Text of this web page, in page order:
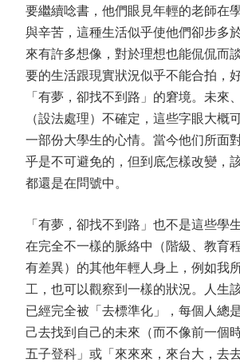
要繼續唸書，他們眼見年輕的老師在
與辛苦，這種生活似乎使他們卻步多
來有許多想像，對於理想也能侃侃而
要的生活跟現實狀況似乎不能合拍，
「有夢，卻找不到路」的窘境。未來
（設法處理）不確定，這些字眼大概
一部份大學生的心情。當今他们所面
乎是不可避免的，但到底怎樣改變，
都還是在問號中。
「有夢，卻找不到路」也不是這些學
在完全不一樣的脈絡中（階級、教育
有差異）的其他年輕人身上，例如我
工，也可以觀察到一樣的狀況。人生
已經完全被「去標準化」，每個人總
己去找到自己的未來（而不像前一個
五子登科」或「來來來，來台大，去